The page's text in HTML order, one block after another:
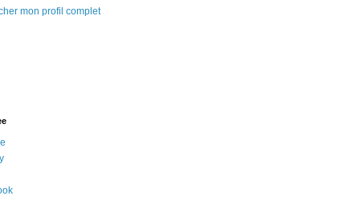
mon profil complet